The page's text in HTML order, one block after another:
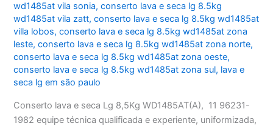
wd1485at vila sonia,conserto lava e seca lg 8.5kg
wd1485at vila zatt,conserto lava e seca lg 8.5kg wd1485at
villa lobos,conserto lava e seca lg 8.5kg wd1485at zona
leste,conserto lava e seca lg 8.5kg wd1485at zona norte,
conserto lava e seca lg 8.5kg wd1485at zona oeste,
conserto lava e seca lg 8.5kg wd1485at zona sul, lava e
seca lg em são paulo
Conserto lava e seca Lg 8,5Kg WD1485AT(A), 11 96231-
1982 equipe técnica qualificada e experiente, uniformizada,